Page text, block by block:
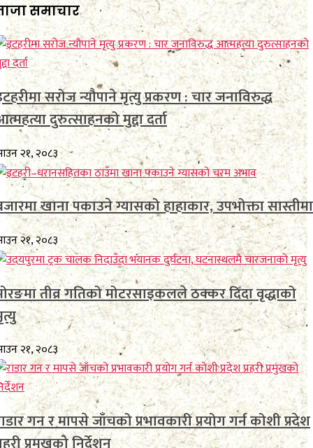
समाचार
सरोज न्यौपाने मृत्यु प्रकरण : चार जनाविरुद्ध
दुरुत्साहनको मुद्दा दर्ता
२१, २०८३
खाना पकाउने ग्यासको हाहाकार, उपभोक्ता सास्तीमा
२१, २०८३
तीव्र गतिको मोटरसाइकलले ठक्कर दिँदा वृद्धाको
२१, २०८३
गन र मापसे जाँचको प्रभावकारी प्रयोग गर्न कोशी प्रदेश